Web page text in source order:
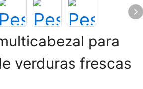
para
verduras frescas